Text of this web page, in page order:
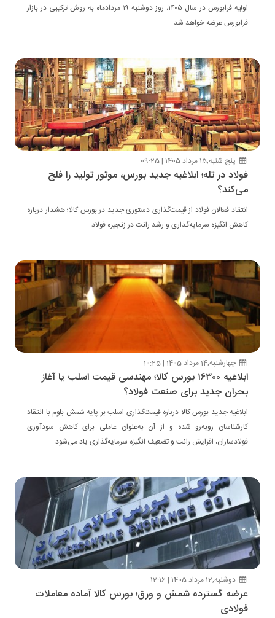
اولیه فرابورس در سال ۱۴۰۵، روز دوشنبه ۱۹ مردادماه به روش ترکیبی در بازار
فرابورس عرضه خواهد شد.
پنج شنبه,15 مرداد 1405 | 09:25
فولاد در تله؛ ابلاغیه جدید بورس، موتور تولید را فلج
می‌کند؟
انتقاد فعالان فولاد از قیمت‌گذاری دستوری جدید در بورس کالا؛ هشدار درباره
کاهش انگیزه سرمایه‌گذاری و رشد رانت در زنجیره فولاد
چهارشنبه,14 مرداد 1405 | 10:25
ابلاغیه ۱۶۳۰۰ بورس کالا؛ مهندسی قیمت اسلب یا آغاز
بحران جدید برای صنعت فولاد؟
ابلاغیه جدید بورس کالا درباره قیمت‌گذاری اسلب بر پایه شمش بلوم با انتقاد
کارشناسان روبه‌رو شده و از آن به‌عنوان عاملی برای کاهش سودآوری
فولادسازان، افزایش رانت و تضعیف انگیزه سرمایه‌گذاری یاد می‌شود.
دوشنبه,12 مرداد 1405 | 12:16
عرضه گسترده شمش و ورق؛ بورس کالا آماده معاملات
فولادی